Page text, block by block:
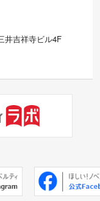
井吉祥寺ビル4F